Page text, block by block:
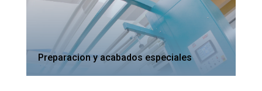
Preparacion y acabados especiales